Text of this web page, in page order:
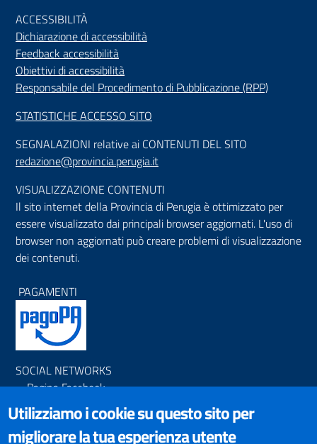
ACCESSIBILITÀ
Dichiarazione di accessibilità
Feedback accessibilità
Obiettivi di accessibilità
Responsabile del Procedimento di Pubblicazione (RPP)
STATISTICHE ACCESSO SITO
SEGNALAZIONI relative ai CONTENUTI DEL SITO
redazione@provincia.perugia.it
VISUALIZZAZIONE CONTENUTI
Il sito internet della Provincia di Perugia è ottimizzato per
essere visualizzato dai principali browser aggiornati. L'uso di
browser non aggiornati può creare problemi di visualizzazione
dei contenuti.
PAGAMENTI
SOCIAL NETWORKS
Pagina Facebook
Profilo Instagram
Canale YouTube
Utilizziamo i cookie su questo sito per
migliorare la tua esperienza utente